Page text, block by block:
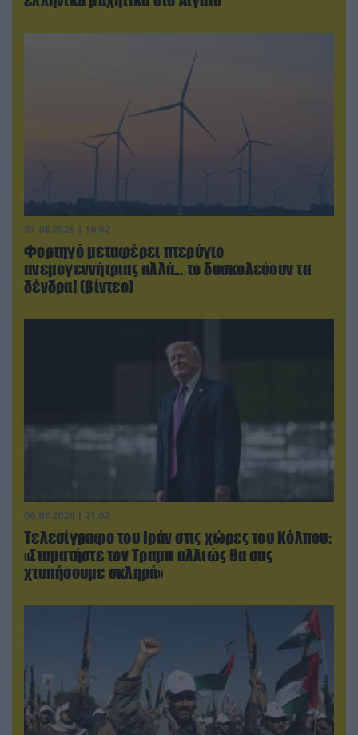
07.08.2026 | 16:02
Φορτηγό μεταφέρει πτερύγιο
ανεμογεννήτριας αλλά… το δυσκολεύουν τα
δένδρα! (βίντεο)
06.08.2026 | 21:02
Τελεσίγραφο του Ιράν στις χώρες του Κόλπου:
«Σταματήστε τον Τραμπ αλλιώς θα σας
χτυπήσουμε σκληρά»